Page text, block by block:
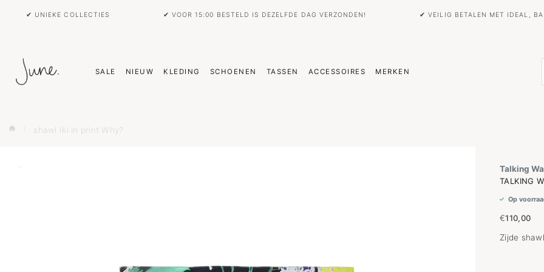
✔ UNIEKE COLLECTIES ✔ VOOR 15:00 BESTELD IS DEZELFDE DAG VERZONDEN! ✔ VEILIG BETALEN MET IDEAL,
SALE NIEUW KLEDING SCHOENEN TASSEN ACCESSOIRES MERKEN
shawl Iki in print Why?
Talking
TALKING
Op
€110,00
Zijde